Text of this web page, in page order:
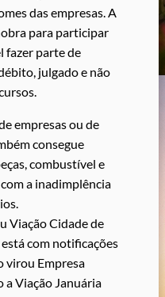
das empresas. A
para participar
fazer parte de
julgado e não
empresas ou de
consegue
combustível e
a inadimplência
Viação Cidade de
com notificações
virou Empresa
a Viação Januária